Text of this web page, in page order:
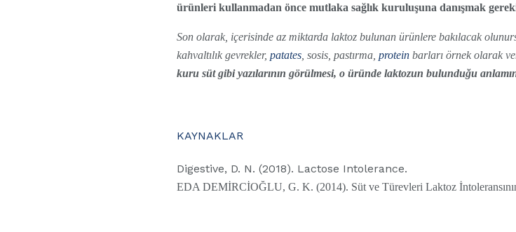
ürünleri kullanmadan önce mutlaka sağlık kuruluşuna danışmak
Son olarak, içerisinde az miktarda laktoz bulunan ürünlere bakılacak
kahvaltılık gevrekler, patates , sosis, pastırma, protein barları örnek olarak
kuru süt gibi yazılarının görülmesi, o üründe laktozun bulunduğu
KAYNAKLAR
Digestive, D. N. (2018). Lactose Intolerance.
EDA DEMİRCİOĞLU, G. K. (2014). Süt ve Türevleri Laktoz